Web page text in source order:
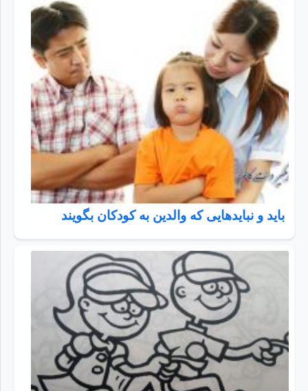
باید و نبایدهایی که والدین به کودکان بگویند